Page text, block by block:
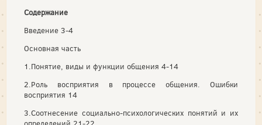
Содержание
Введение 3-4
Основная часть
1.Понятие, виды и функции общения 4-14
2.Роль восприятия в процессе общения. Ошибки
восприятия 14
3.Соотнесение социально-психологических понятий и их